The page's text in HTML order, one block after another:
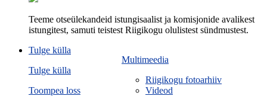
Teeme otseülekandeid istungisaalist ja komisjonide avalikest
istungitest, samuti teistest Riigikogu olulistest sündmustest.
Multimeedia
Riigikogu fotoarhiiv
Videod
Tulge külla
Tulge külla
Toompea loss